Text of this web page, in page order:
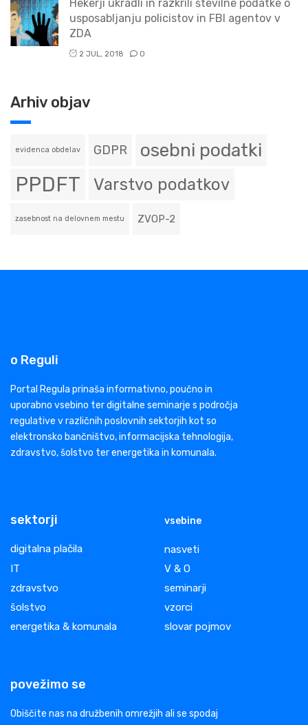
Hekerji ukradli in razkrili številne podatke o
usposabljanju policistov in FBI agentov v
ZDA
2 JUL, 2018 0
Arhiv objav
evidenca obdelav GDPR osebni podatki
PPDFT Varstvo podatkov
zasebnost na delovnem mestu ZVOP-2
o Reguli
Portal Regula prinaša informativno, poučno in
uporabno vsebino ter digitalne seminarje s področja
regulative v različnih poslovnih sektorjih kot so
elektronsko bančništvo, informacijska tehnologija,
zdravstvo, šolstvo ter energetika in komunala.
sektorji
digitalna plačila
IT
zdravstvo
šolstvo
energetika & komunala
vsebine
nasveti
V & O
seminarji
vzorci
slovar pojmov
povežimo se
Obiščite nas na družbenih omrežjih ali se spodaj